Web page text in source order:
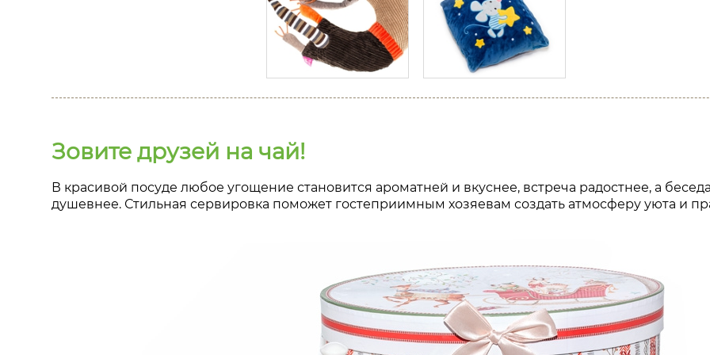
Зовите друзей на чай!
В красивой посуде любое угощение становится ароматней и вкуснее, встреча радостнее, а беседа
душевнее. Стильная сервировка поможет гостеприимным хозяевам создать атмосферу уюта и